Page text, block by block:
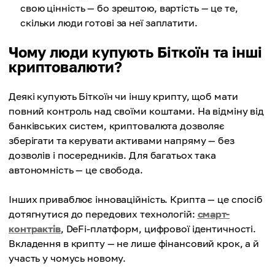
свою цінність — бо зрештою, вартість — це те,
скільки люди готові за неї заплатити.
Чому люди купують Біткоїн та інші
криптовалюти?
Деякі купують Біткоїн чи іншу крипту, щоб мати
повний контроль над своїми коштами. На відміну від
банківських систем, криптовалюта дозволяє
зберігати та керувати активами напряму — без
дозволів і посередників. Для багатьох така
автономність — це свобода.
Інших приваблює інноваційність. Крипта — це спосіб
дотягнутися до передових технологій: смарт-
контрактів, DeFi-платформ, цифрової ідентичності.
Вкладення в крипту — не лише фінансовий крок, а й
участь у чомусь новому.